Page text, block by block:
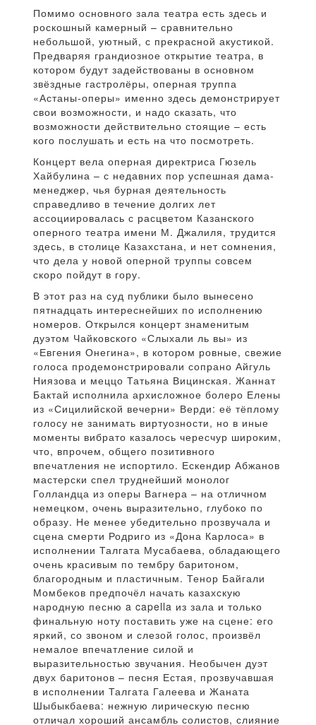
Помимо основного зала театра есть здесь и
роскошный камерный – сравнительно
небольшой, уютный, с прекрасной акустикой.
Предваряя грандиозное открытие театра, в
котором будут задействованы в основном
звёздные гастролёры, оперная труппа
«Астаны-оперы» именно здесь демонстрирует
свои возможности, и надо сказать, что
возможности действительно стоящие – есть
кого послушать и есть на что посмотреть.
Концерт вела оперная директриса Гюзель
Хайбулина – с недавних пор успешная дама-
менеджер, чья бурная деятельность
справедливо в течение долгих лет
ассоциировалась с расцветом Казанского
оперного театра имени М. Джалиля, трудится
здесь, в столице Казахстана, и нет сомнения,
что дела у новой оперной труппы совсем
скоро пойдут в гору.
В этот раз на суд публики было вынесено
пятнадцать интереснейших по исполнению
номеров. Открылся концерт знаменитым
дуэтом Чайковского «Слыхали ль вы» из
«Евгения Онегина», в котором ровные, свежие
голоса продемонстрировали сопрано Айгуль
Ниязова и меццо Татьяна Вицинская. Жаннат
Бактай исполнила архисложное болеро Елены
из «Сицилийской вечерни» Верди: её тёплому
голосу не занимать виртуозности, но в иные
моменты вибрато казалось чересчур широким,
что, впрочем, общего позитивного
впечатления не испортило. Ескендир Абжанов
мастерски спел труднейший монолог
Голландца из оперы Вагнера – на отличном
немецком, очень выразительно, глубоко по
образу. Не менее убедительно прозвучала и
сцена смерти Родриго из «Дона Карлоса» в
исполнении Талгата Мусабаева, обладающего
очень красивым по тембру баритоном,
благородным и пластичным. Тенор Байгали
Момбеков предпочёл начать казахскую
народную песню a capella из зала и только
финальную ноту поставить уже на сцене: его
яркий, со звоном и слезой голос, произвёл
немалое впечатление силой и
выразительностью звучания. Необычен дуэт
двух баритонов – песня Естая, прозвучавшая
в исполнении Талгата Галеева и Жаната
Шыбыкбаева: нежную лирическую песню
отличал хороший ансамбль солистов, слияние